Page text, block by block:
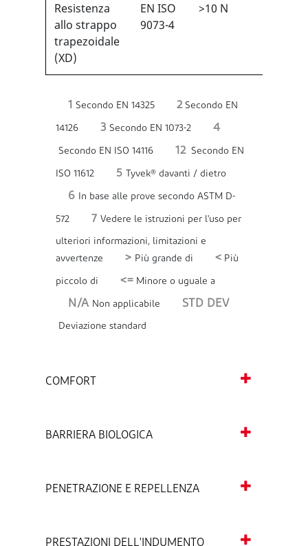
Resistenza
allo strappo
trapezoidale
(XD)
EN ISO
9073-4
>10 N
1 Secondo EN 14325 2Secondo EN
14126 3 Secondo EN 1073-2 4
Secondo EN ISO 14116 12Secondo EN
ISO 11612 5 Tyvek® davanti / dietro
6 In base alle prove secondo ASTM D-
572 7 Vedere le istruzioni per l'uso per
ulteriori informazioni, limitazioni e
avvertenze
> Più grande di < Più
piccolo di <= Minore o uguale a
N/A Non applicabile STD DEV
Deviazione standard
COMFORT
BARRIERA BIOLOGICA
PENETRAZIONE E REPELLENZA
PRESTAZIONI DELL'INDUMENTO